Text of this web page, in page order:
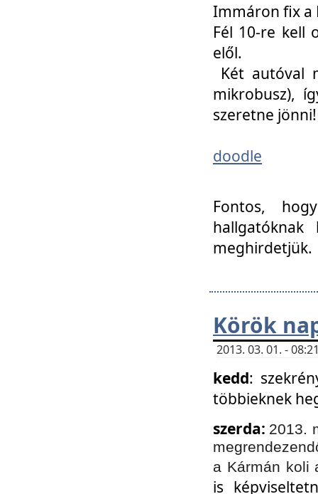
Immáron fix a
Fél 10-re kell
elől.
Két autóval
mikrobusz),
szeretne jönni!
doodle
Fontos,
meghirdetjük.
Körök
2013. 03. 01. -
kedd:
többieknek
szerda: 2013.
a Kármán koli
is